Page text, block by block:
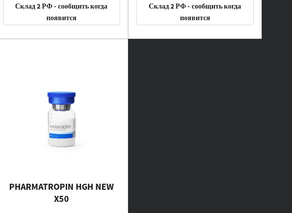
Склад 2 РФ - сообщить когда
появится
Склад 2 РФ - сообщить когда
появится
PHARMATROPIN HGH NEW
X50